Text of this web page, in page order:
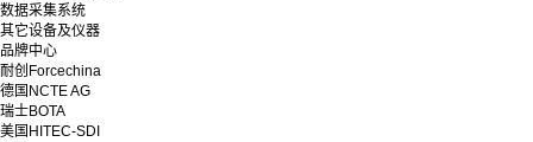
数据采集系统
其它设备及仪器
品牌中心
耐创Forcechina
德国NCTE AG
瑞士BOTA
美国HITEC-SDI